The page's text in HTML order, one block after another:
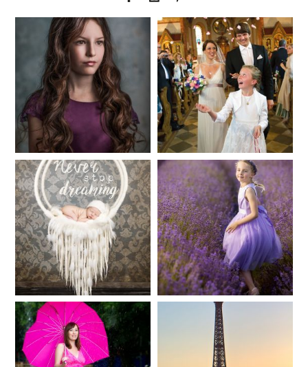
Fineart
41
Hochzeit
183
Baby/Newborn
72
Kinder
111
Babybauch Reise